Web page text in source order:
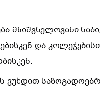
მნიშვნელოვანი
და
ვუხდით